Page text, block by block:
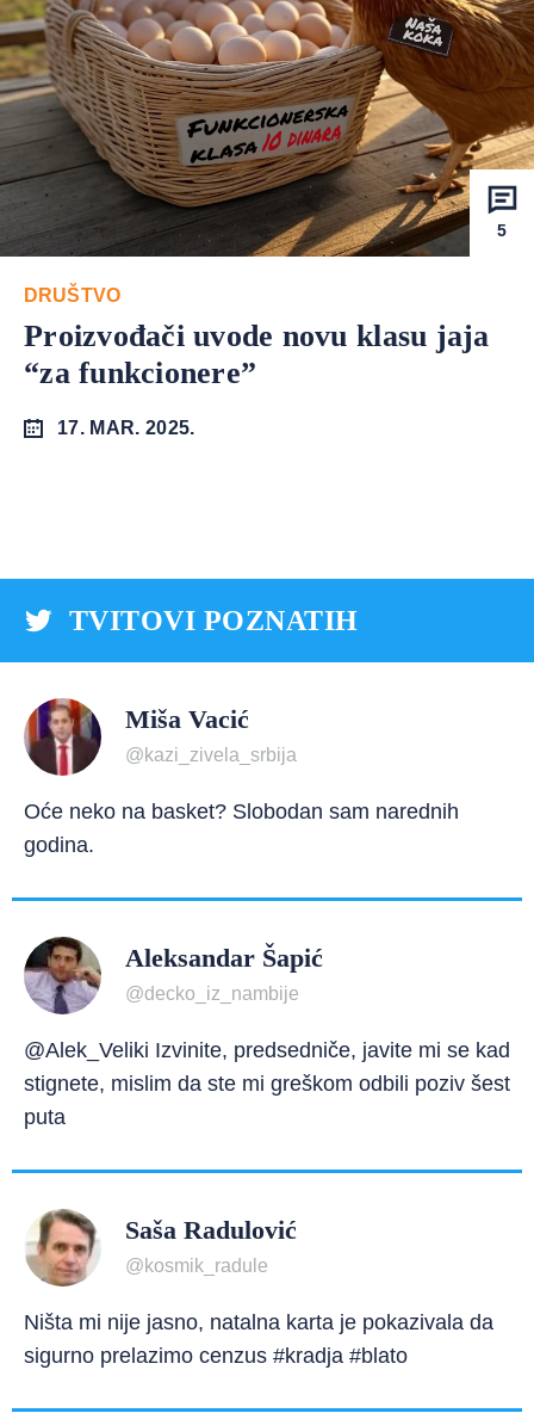
5
DRUŠTVO
Proizvođači uvode novu klasu jaja
“za funkcionere”
17. MAR. 2025.
TVITOVI POZNATIH
Miša Vacić
@kazi_zivela_srbija
Oće neko na basket? Slobodan sam narednih
godina.
Aleksandar Šapić
@decko_iz_nambije
@Alek_Veliki Izvinite, predsedniče, javite mi se kad
stignete, mislim da ste mi greškom odbili poziv šest
puta
Saša Radulović
@kosmik_radule
Ništa mi nije jasno, natalna karta je pokazivala da
sigurno prelazimo cenzus #kradja #blato